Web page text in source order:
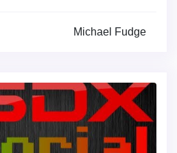
Michael Fudge